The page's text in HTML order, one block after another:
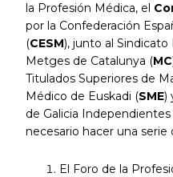
la Profesión Médica, el
por la Confederación
(CESM), junto al
Metges de Catalunya (MC
Titulados Superiores de
Médico de Euskadi (SME)
de Galicia Independientes
necesario hacer una serie
El Foro de la